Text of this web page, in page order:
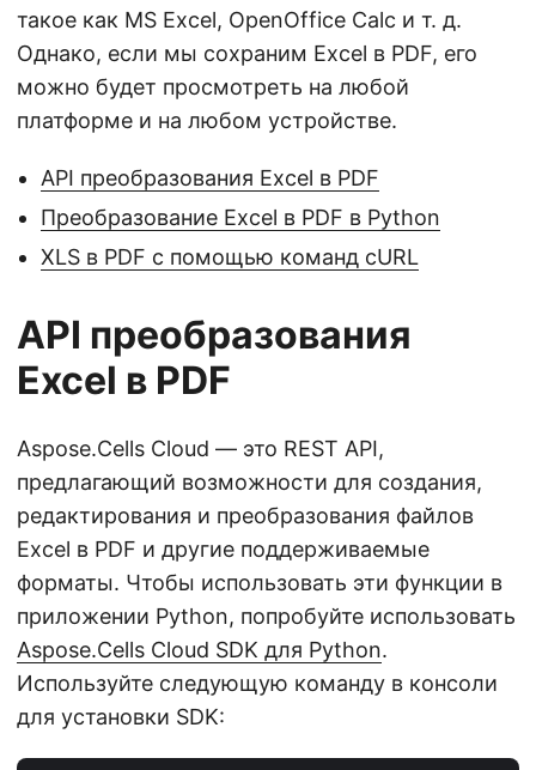
такое как MS Excel, OpenOffice Calc и т. д.
Однако, если мы сохраним Excel в PDF, его
можно будет просмотреть на любой
платформе и на любом устройстве.
API преобразования Excel в PDF
Преобразование Excel в PDF в Python
XLS в PDF с помощью команд cURL
API преобразования
Excel в PDF
Aspose.Cells Cloud — это REST API,
предлагающий возможности для создания,
редактирования и преобразования файлов
Excel в PDF и другие поддерживаемые
форматы. Чтобы использовать эти функции в
приложении Python, попробуйте использовать
Aspose.Cells Cloud SDK для Python.
Используйте следующую команду в консоли
для установки SDK: